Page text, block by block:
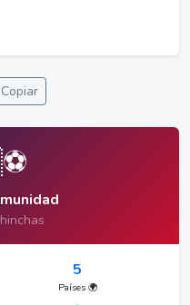
Copiar
5
Países 🌍